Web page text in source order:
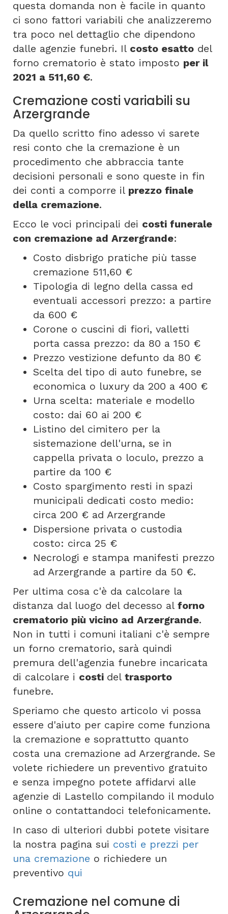
questa domanda non è facile in quanto
ci sono fattori variabili che analizzeremo
tra poco nel dettaglio che dipendono
dalle agenzie funebri. Il costo esatto del
forno crematorio è stato imposto per il
2021 a 511,60 €.
Cremazione costi variabili su
Arzergrande
Da quello scritto fino adesso vi sarete
resi conto che la cremazione è un
procedimento che abbraccia tante
decisioni personali e sono queste in fin
dei conti a comporre il prezzo finale
della cremazione.
Ecco le voci principali dei costi funerale
con cremazione ad Arzergrande:
Costo disbrigo pratiche più tasse
cremazione 511,60 €
Tipologia di legno della cassa ed
eventuali accessori prezzo: a partire
da 600 €
Corone o cuscini di fiori, valletti
porta cassa prezzo: da 80 a 150 €
Prezzo vestizione defunto da 80 €
Scelta del tipo di auto funebre, se
economica o luxury da 200 a 400 €
Urna scelta: materiale e modello
costo: dai 60 ai 200 €
Listino del cimitero per la
sistemazione dell'urna, se in
cappella privata o loculo, prezzo a
partire da 100 €
Costo spargimento resti in spazi
municipali dedicati costo medio:
circa 200 € ad Arzergrande
Dispersione privata o custodia
costo: circa 25 €
Necrologi e stampa manifesti prezzo
ad Arzergrande a partire da 50 €.
Per ultima cosa c'è da calcolare la
distanza dal luogo del decesso al forno
crematorio più vicino ad Arzergrande.
Non in tutti i comuni italiani c'è sempre
un forno crematorio, sarà quindi
premura dell'agenzia funebre incaricata
di calcolare i costi del trasporto
funebre.
Speriamo che questo articolo vi possa
essere d'aiuto per capire come funziona
la cremazione e soprattutto quanto
costa una cremazione ad Arzergrande. Se
volete richiedere un preventivo gratuito
e senza impegno potete affidarvi alle
agenzie di Lastello compilando il modulo
online o contattandoci telefonicamente.
In caso di ulteriori dubbi potete visitare
la nostra pagina sui costi e prezzi per
una cremazione o richiedere un
preventivo qui
Cremazione nel comune di